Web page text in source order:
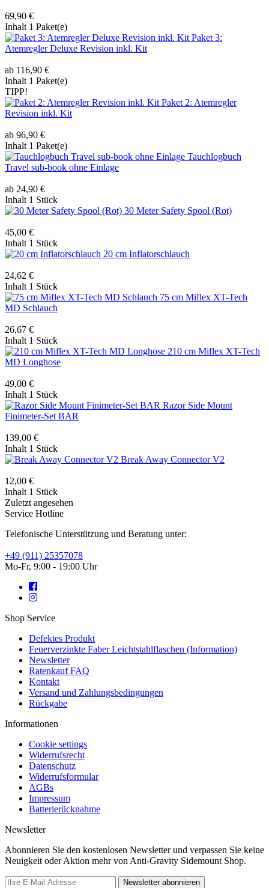
69,90 €
Inhalt 1 Paket(e)
Paket 3:
Atemregler Deluxe Revision inkl. Kit
ab 116,90 €
Inhalt 1 Paket(e)
TIPP!
Paket 2: Atemregler
Revision inkl. Kit
ab 96,90 €
Inhalt 1 Paket(e)
Tauchlogbuch
Travel sub-book ohne Einlage
ab 24,90 €
Inhalt 1 Stück
30 Meter Safety Spool (Rot)
45,00 €
Inhalt 1 Stück
20 cm Inflatorschlauch
24,62 €
Inhalt 1 Stück
75 cm Miflex XT-Tech
MD Schlauch
26,67 €
Inhalt 1 Stück
210 cm Miflex XT-Tech
MD Longhose
49,00 €
Inhalt 1 Stück
Razor Side Mount
Finimeter-Set BAR
139,00 €
Inhalt 1 Stück
Break Away Connector V2
12,00 €
Inhalt 1 Stück
Zuletzt angesehen
Service Hotline
Telefonische Unterstützung und Beratung unter:
+49 (911) 25357078
Mo-Fr, 9:00 - 19:00 Uhr
Shop Service
Defektes Produkt
Feuerverzinkte Faber Leichtstahlflaschen (Information)
Newsletter
Ratenkauf FAQ
Kontakt
Versand und Zahlungsbedingungen
Rückgabe
Informationen
Cookie settings
Widerrufsrecht
Datenschutz
Widerrufsformular
AGBs
Impressum
Batterierücknahme
Newsletter
Abonnieren Sie den kostenlosen Newsletter und verpassen Sie keine
Neuigkeit oder Aktion mehr von Anti-Gravity Sidemount Shop.
Newsletter abonnieren